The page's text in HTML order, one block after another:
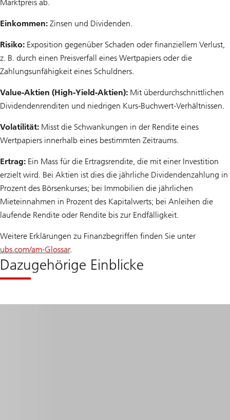
Marktpreis ab.
Einkommen: Zinsen und Dividenden.
Risiko: Exposition gegenüber Schaden oder finanziellem Verlust,
z. B. durch einen Preisverfall eines Wertpapiers oder die
Zahlungsunfähigkeit eines Schuldners.
Value-Aktien (High-Yield-Aktien): Mit überdurchschnittlichen
Dividendenrenditen und niedrigen Kurs-Buchwert-Verhältnissen.
Volatilität: Misst die Schwankungen in der Rendite eines
Wertpapiers innerhalb eines bestimmten Zeitraums.
Ertrag: Ein Mass für die Ertragsrendite, die mit einer Investition
erzielt wird. Bei Aktien ist dies die jährliche Dividendenzahlung in
Prozent des Börsenkurses; bei Immobilien die jährlichen
Mieteinnahmen in Prozent des Kapitalwerts; bei Anleihen die
laufende Rendite oder Rendite bis zur Endfälligkeit.
Weitere Erklärungen zu Finanzbegriffen finden Sie unter
ubs.com/am-Glossar.
Dazugehörige Einblicke